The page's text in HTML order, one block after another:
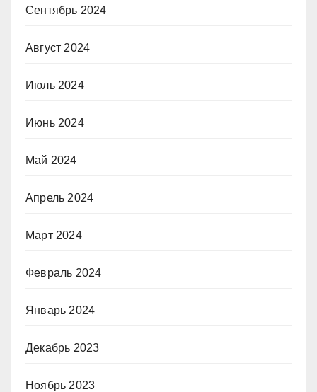
Сентябрь 2024
Август 2024
Июль 2024
Июнь 2024
Май 2024
Апрель 2024
Март 2024
Февраль 2024
Январь 2024
Декабрь 2023
Ноябрь 2023